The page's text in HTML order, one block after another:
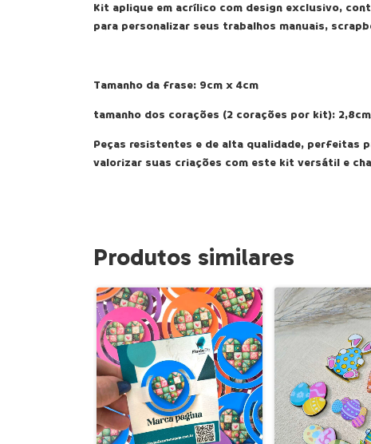
Kit aplique em acrílico com design exclusivo,
para personalizar seus trabalhos manuais,
Tamanho da frase: 9cm x 4cm
tamanho dos corações (2 corações por kit):
Peças resistentes e de alta qualidade, perfeitas
valorizar suas criações com este kit versátil e
Produtos similares